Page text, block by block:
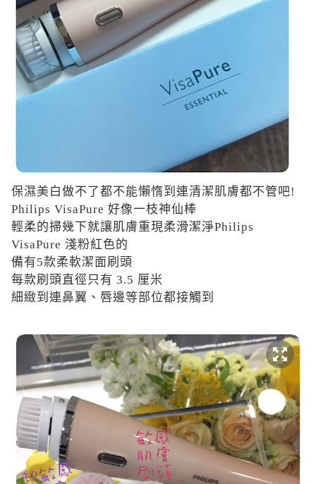
保濕美白做不了都不能懶惰到連清潔肌膚都不管吧!
Philips VisaPure 好像一枝神仙棒
輕柔的掃幾下就讓肌膚重現柔滑潔淨Philips
VisaPure 淺粉紅色的
備有5款柔軟潔面刷頭
每款刷頭直徑只有 3.5 厘米
細緻到連鼻翼、唇邊等部位都接觸到